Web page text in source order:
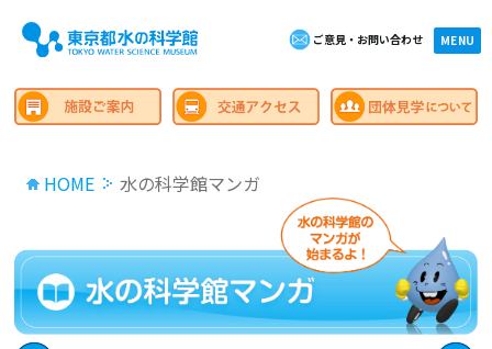
ご意見・お問い合わせ MENU
×close
HOME 水の科学館マンガ